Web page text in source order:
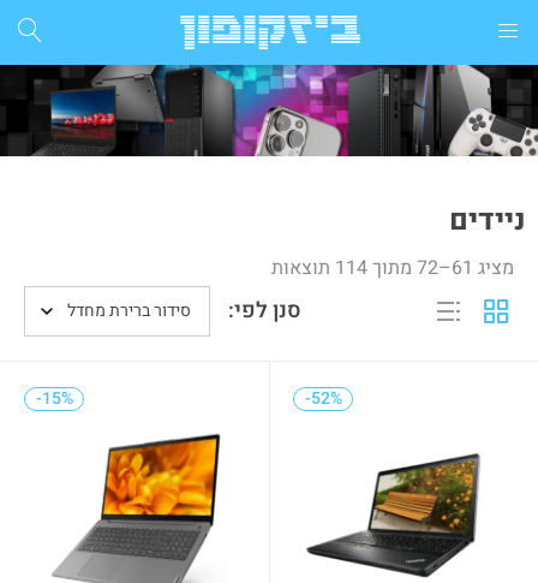
התחבר
התחבר
שכחת סיסמא?
ניידים
מציג 61–72 מתוך 114 תוצאות
סנן לפי: סידור ברירת מחדל
-52%
-15%